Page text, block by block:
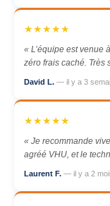
★★★★★
« L’équipe est venue
zéro frais caché. Très
David L. — il y a 3
★★★★★
« Je recommande
agréé VHU, et le
Laurent F. — il y a 2